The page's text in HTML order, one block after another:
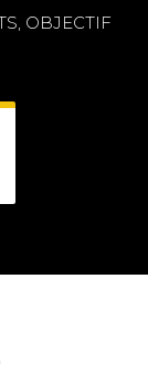
OBJECTIF